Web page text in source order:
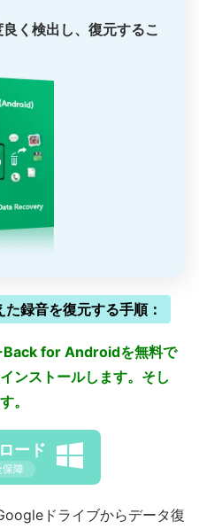
く検出し、復元するこ
録音を復元する手順：
Back for Androidを無料で
ンストールします。そし
。
ード
ドライブからデータ復